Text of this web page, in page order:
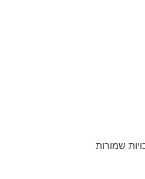
שמורות